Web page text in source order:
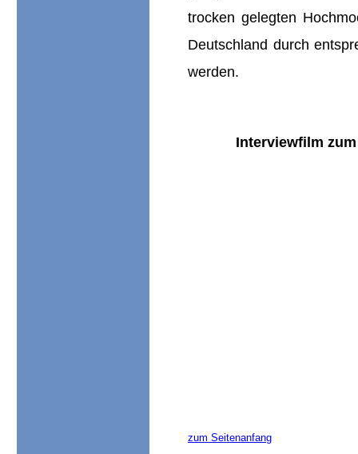
trocken gelegten
Deutschland durch
werden.
Interviewfilm
zum Seitenanfang